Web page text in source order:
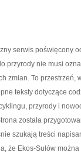
serwis poświęcony
przyrody nie musi
zmian. To przestrzeń,
teksty dotyczące
przyrody i
została
szukają treści
że Ekos-Sułów